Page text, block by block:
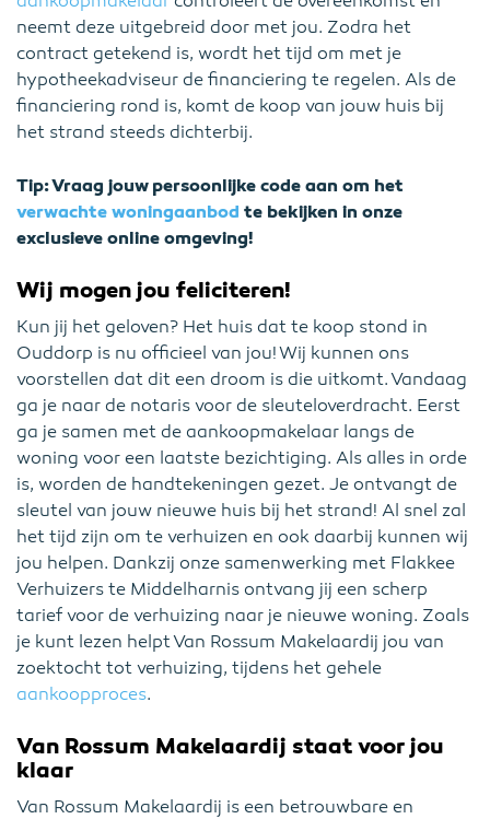
neemt deze uitgebreid door met jou. Zodra het
contract getekend is, wordt het tijd om met je
hypotheekadviseur de financiering te regelen. Als de
financiering rond is, komt de koop van jouw huis bij
het strand steeds dichterbij.
Tip: Vraag jouw persoonlijke code aan om het
verwachte woningaanbod te bekijken in onze
exclusieve online omgeving!
Wij mogen jou feliciteren!
Kun jij het geloven? Het huis dat te koop stond in
Ouddorp is nu officieel van jou! Wij kunnen ons
voorstellen dat dit een droom is die uitkomt. Vandaag
ga je naar de notaris voor de sleuteloverdracht. Eerst
ga je samen met de aankoopmakelaar langs de
woning voor een laatste bezichtiging. Als alles in orde
is, worden de handtekeningen gezet. Je ontvangt de
sleutel van jouw nieuwe huis bij het strand! Al snel zal
het tijd zijn om te verhuizen en ook daarbij kunnen wij
jou helpen. Dankzij onze samenwerking met Flakkee
Verhuizers te Middelharnis ontvang jij een scherp
tarief voor de verhuizing naar je nieuwe woning. Zoals
je kunt lezen helpt Van Rossum Makelaardij jou van
zoektocht tot verhuizing, tijdens het gehele
aankoopproces.
Van Rossum Makelaardij staat voor jou
klaar
Van Rossum Makelaardij is een betrouwbare en